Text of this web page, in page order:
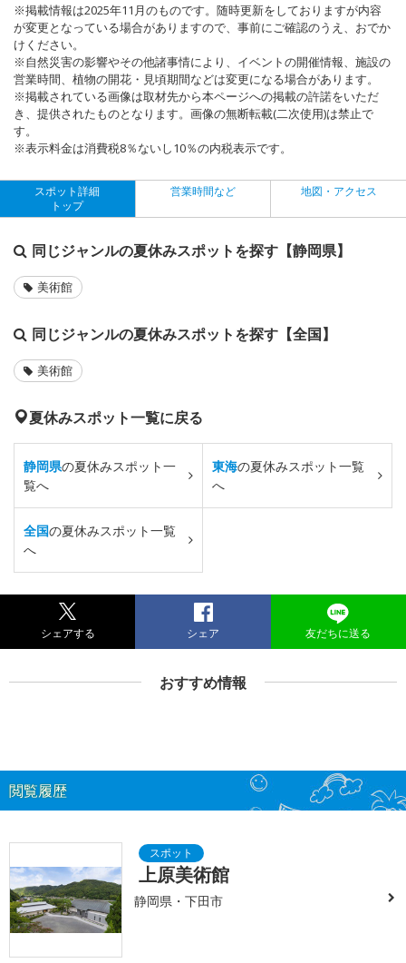
※掲載情報は2025年11月のものです。随時更新をしておりますが内容
が変更となっている場合がありますので、事前にご確認のうえ、おでか
けください。
※自然災害の影響やその他諸事情により、イベントの開催情報、施設の
営業時間、植物の開花・見頃期間などは変更になる場合があります。
※掲載されている画像は取材先から本ページへの掲載の許諾をいただ
き、提供されたものとなります。画像の無断転載(二次使用)は禁止で
す。
※表示料金は消費税8％ないし10％の内税表示です。
スポット詳細
トップ
営業時間など 地図・アクセス
同じジャンルの夏休みスポットを探す【静岡県】
美術館
同じジャンルの夏休みスポットを探す【全国】
美術館
夏休みスポット一覧に戻る
静岡県の夏休みスポット一
覧へ
東海の夏休みスポット一覧
へ
全国の夏休みスポット一覧
へ
シェアする シェア 友だちに送る
おすすめ情報
閲覧履歴
上原美術館
静岡県・下田市